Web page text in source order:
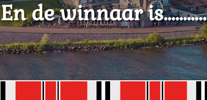
En de winnaar is………..